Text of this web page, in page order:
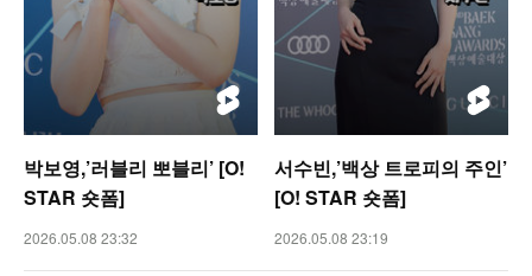
박보영,’러블리 뽀블리’ [O!
STAR 숏폼]
2026.05.08 23:32
서수빈,’백상 트로피의 주인’
[O! STAR 숏폼]
2026.05.08 23:19